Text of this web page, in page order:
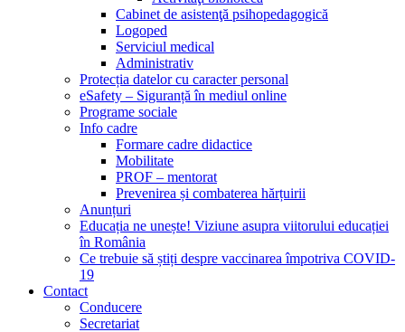
Cabinet de asistenţă psihopedagogică
Logoped
Serviciul medical
Administrativ
Protecția datelor cu caracter personal
eSafety – Siguranță în mediul online
Programe sociale
Info cadre
Formare cadre didactice
Mobilitate
PROF – mentorat
Prevenirea și combaterea hărțuirii
Anunțuri
Educația ne unește! Viziune asupra viitorului educației
în România
Ce trebuie să știți despre vaccinarea împotriva COVID-
19
Contact
Conducere
Secretariat